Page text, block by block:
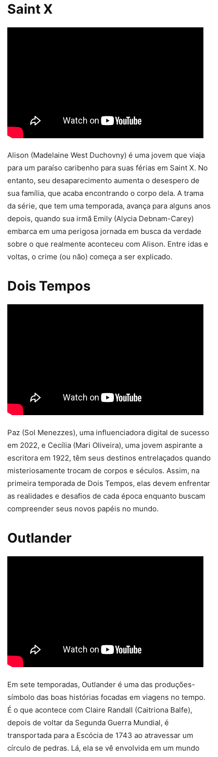
Saint X
Alison (Madelaine West Duchovny) é uma jovem que viaja
para um paraíso caribenho para suas férias em Saint X. No
entanto, seu desaparecimento aumenta o desespero de
sua família, que acaba encontrando o corpo dela. A trama
da série, que tem uma temporada, avança para alguns anos
depois, quando sua irmã Emily (Alycia Debnam-Carey)
embarca em uma perigosa jornada em busca da verdade
sobre o que realmente aconteceu com Alison. Entre idas e
voltas, o crime (ou não) começa a ser explicado.
Dois Tempos
Paz (Sol Menezzes), uma influenciadora digital de sucesso
em 2022, e Cecília (Mari Oliveira), uma jovem aspirante a
escritora em 1922, têm seus destinos entrelaçados quando
misteriosamente trocam de corpos e séculos. Assim, na
primeira temporada de Dois Tempos, elas devem enfrentar
as realidades e desafios de cada época enquanto buscam
compreender seus novos papéis no mundo.
Outlander
Em sete temporadas, Outlander é uma das produções-
símbolo das boas histórias focadas em viagens no tempo.
É o que acontece com Claire Randall (Caitriona Balfe),
depois de voltar da Segunda Guerra Mundial, é
transportada para a Escócia de 1743 ao atravessar um
círculo de pedras. Lá, ela se vê envolvida em um mundo